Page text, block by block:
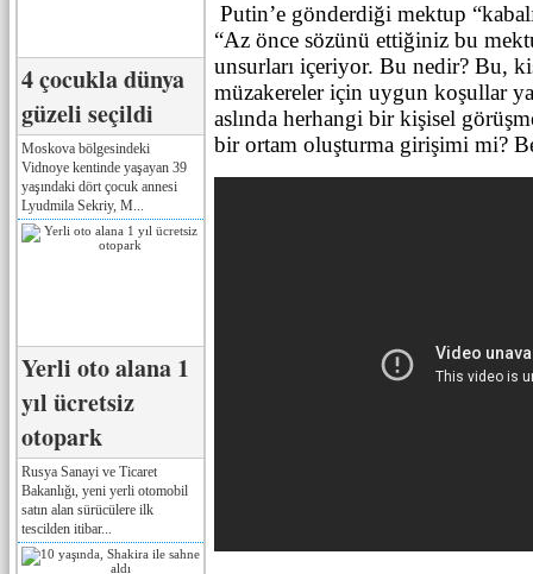
4 çocukla dünya
güzeli seçildi
Moskova bölgesindeki
Vidnoye kentinde yaşayan 39
yaşındaki dört çocuk annesi
Lyudmila Sekriy, M...
Yerli oto alana 1
yıl ücretsiz
otopark
Rusya Sanayi ve Ticaret
Bakanlığı, yeni yerli otomobil
satın alan sürücülere ilk
tescilden itibar...
Putin’e gönderdiği mektup
“Az önce sözünü ettiğiniz bu
unsurları içeriyor. Bu nedir? Bu,
müzakereler için uygun koşullar
aslında herhangi bir kişisel
bir ortam oluşturma girişimi mi?